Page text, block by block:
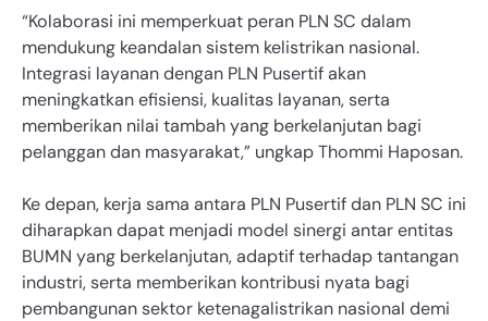
“Kolaborasi ini memperkuat peran PLN SC dalam
mendukung keandalan sistem kelistrikan nasional.
Integrasi layanan dengan PLN Pusertif akan
meningkatkan efisiensi, kualitas layanan, serta
memberikan nilai tambah yang berkelanjutan bagi
pelanggan dan masyarakat,” ungkap Thommi Haposan.
Ke depan, kerja sama antara PLN Pusertif dan PLN SC ini
diharapkan dapat menjadi model sinergi antar entitas
BUMN yang berkelanjutan, adaptif terhadap tantangan
industri, serta memberikan kontribusi nyata bagi
pembangunan sektor ketenagalistrikan nasional demi